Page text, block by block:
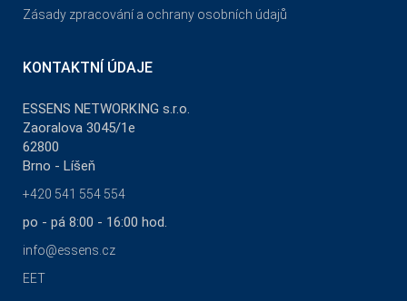
Zásady zpracování a ochrany osobních údajů
KONTAKTNÍ ÚDAJE
ESSENS NETWORKING s.r.o.
Zaoralova 3045/1e
62800
Brno - Líšeň
+420 541 554 554
po - pá 8:00 - 16:00 hod.
info@essens.cz
EET